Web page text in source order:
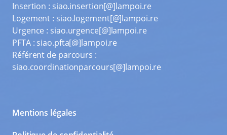
Insertion : siao.insertion[@]lampoi.re
Logement : siao.logement[@]lampoi.re
Urgence : siao.urgence[@]lampoi.re
PFTA : siao.pfta[@]lampoi.re
Référent de parcours :
siao.coordinationparcours[@]lampoi.re
Mentions légales